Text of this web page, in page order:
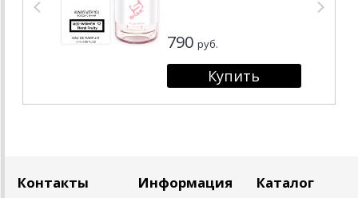
790 руб.
Контакты Информация Каталог